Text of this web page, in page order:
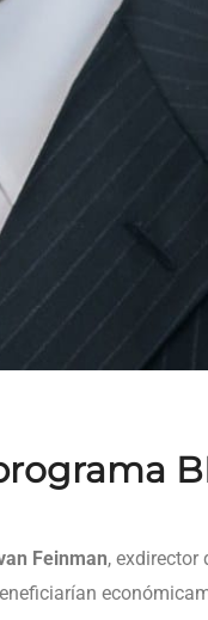
Feinman, exdirector